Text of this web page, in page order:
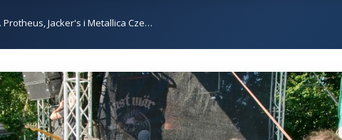
Protheus, Jacker's i Metallica Cze…